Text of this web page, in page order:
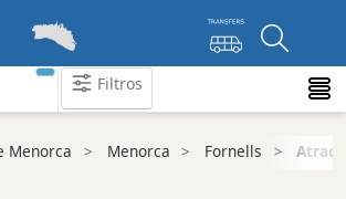
Filtros
Menorca Menorca Fornells